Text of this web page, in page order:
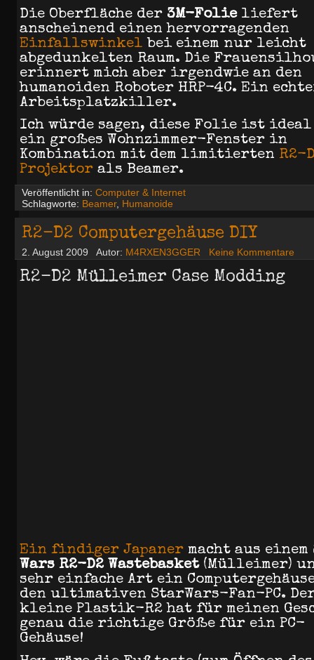
Die Oberfläche der 3M-Folieliefert
anscheinend einen hervorragenden
Einfallswinkel bei einem nur leicht
abgedunkelten Raum. Die
erinnert mich aber irgendwie an den
humanoiden Roboter HRP-4C. Ein
Arbeitsplatzkiller.
Ich würde sagen, diese Folie ist
ein großes Wohnzimmer-Fenster in
Kombination mit dem limitierten R2-
Projektor als Beamer.
Veröffentlicht in: Computer & Internet
Schlagworte: Beamer, Humanoide
R2-D2 Computergehäuse DIY
2. August 2009 Autor: M4RXEN3GGER Keine Kommentare
R2-D2 Mülleimer Case Modding
Ein findiger Japaner macht aus einem
Wars R2-D2 Wastebasket(Mülleimer)
sehr einfache Art ein
den ultimativen StarWars-Fan-PC.
kleine Plastik-R2 hat für meinen
genau die richtige Größe für ein PC-
Gehäuse!